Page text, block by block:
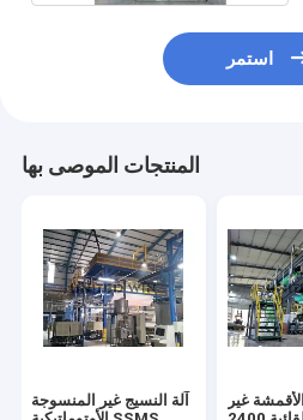
استمر
المنتجات الموصى بها
آلة النسيج غير المنسوجة
غير